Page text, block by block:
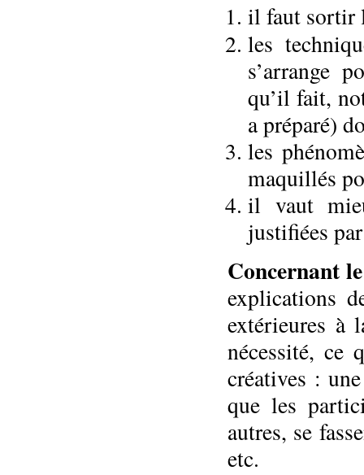
il faut sortir
les
s’arrange
qu’il fait,
a préparé)
les
maquillés
il vaut
justifiées
Concernant
explications
extérieures à
nécessité, ce
créatives :
que les
autres, se
etc.